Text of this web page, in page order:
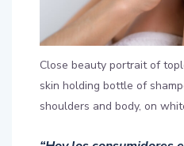
Close beauty portrait of
skin holding bottle of
shoulders and body, on